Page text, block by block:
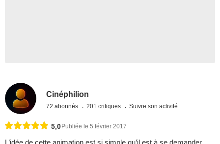
Cinéphilion
72 abonnés 201 critiques Suivre son activité
5,0 Publiée le 5 février 2017